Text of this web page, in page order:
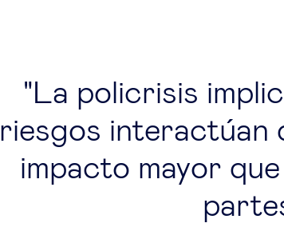
La policrisis
riesgos interactúan
impacto mayor